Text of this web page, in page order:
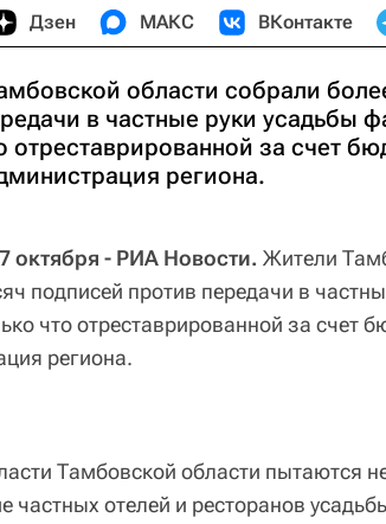
Дзен МАКС ВКонтакте
области собрали
в частные руки усадьбы
отреставрированной за счет
региона.
октября - РИА Новости. Жители
подписей против передачи в
что отреставрированной за счет
региона.
Тамбовской области пытаются
частных отелей и ресторанов